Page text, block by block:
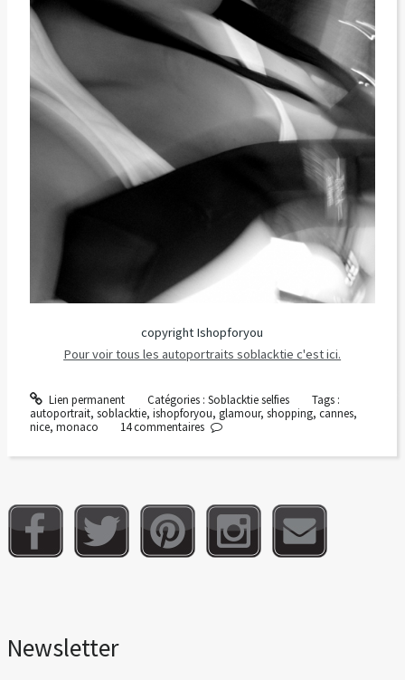
copyright Ishopforyou
Pour voir tous les autoportraits soblacktie c'est ici.
Lien permanent Catégories : Soblacktie selfies
Tags :
autoportrait, soblacktie, ishopforyou, glamour, shopping, cannes,
nice, monaco 14commentaires
Newsletter